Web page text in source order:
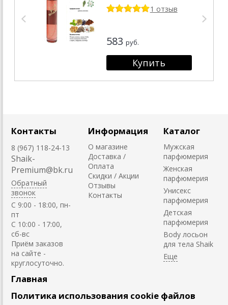
1 отзыв
583 руб.
Контакты
8 (967) 118-24-13
Shaik-
Premium@bk.ru
Обратный
звонок
C 9:00 - 18:00, пн-
пт
С 10:00 - 17:00,
сб-вс
Приём заказов
на сайте -
круглосуточно.
Информация
О магазине
Доставка /
Оплата
Скидки / Акции
Отзывы
Контакты
Каталог
Мужская
парфюмерия
Женская
парфюмерия
Унисекс
парфюмерия
Детская
парфюмерия
Body лосьон
для тела Shaik
Главная
Политика использования cookie файлов